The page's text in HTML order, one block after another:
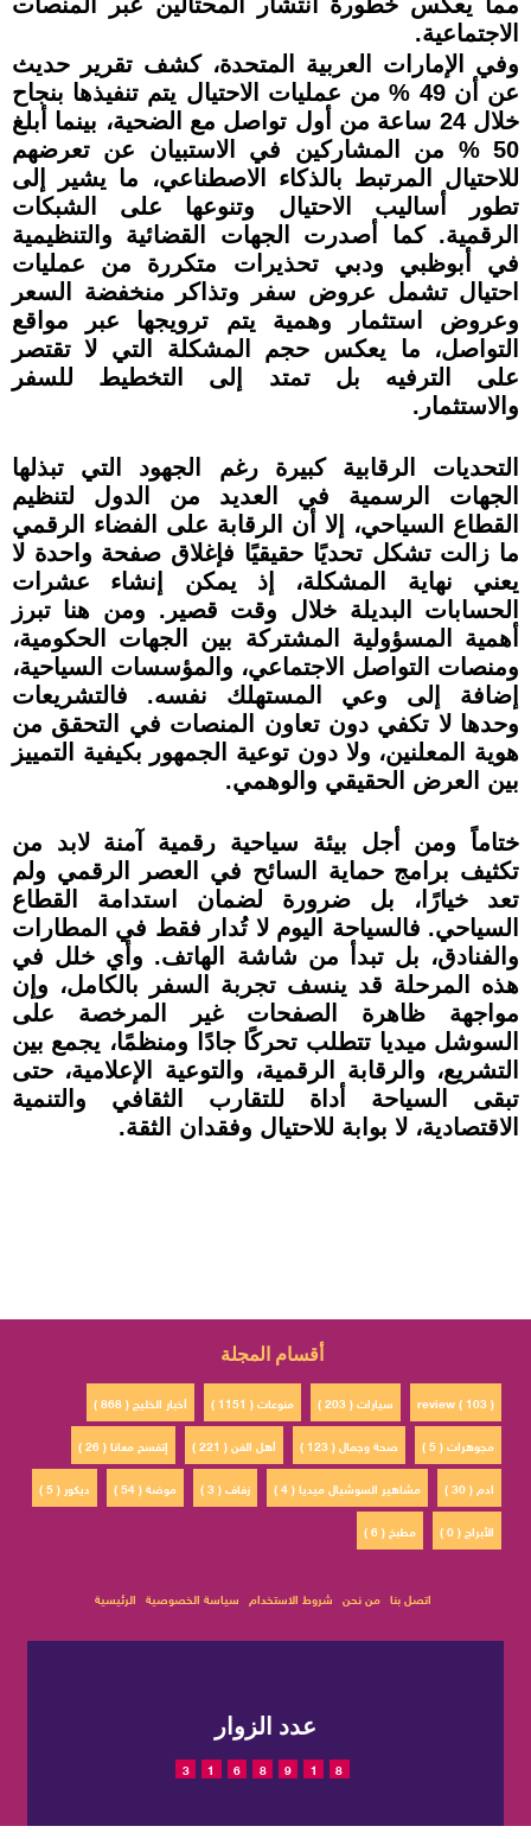
الاجتماعية.
وفي الإمارات العربية المتحدة، كشف تقرير حديث
عن أن 49 % من عمليات الاحتيال يتم تنفيذها بنجاح
خلال 24 ساعة من أول تواصل مع الضحية، بينما أبلغ
50 % من المشاركين في الاستبيان عن تعرضهم
للاحتيال المرتبط بالذكاء الاصطناعي، ما يشير إلى
تطور أساليب الاحتيال وتنوعها على الشبكات
الرقمية. كما أصدرت الجهات القضائية والتنظيمية
في أبوظبي ودبي تحذيرات متكررة من عمليات
احتيال تشمل عروض سفر وتذاكر منخفضة السعر
وعروض استثمار وهمية يتم ترويجها عبر مواقع
التواصل، ما يعكس حجم المشكلة التي لا تقتصر
على الترفيه بل تمتد إلى التخطيط للسفر
والاستثمار.
التحديات الرقابية كبيرة رغم الجهود التي تبذلها
الجهات الرسمية في العديد من الدول لتنظيم
القطاع السياحي، إلا أن الرقابة على الفضاء الرقمي
ما زالت تشكل تحديًا حقيقيًا فإغلاق صفحة واحدة لا
يعني نهاية المشكلة، إذ يمكن إنشاء عشرات
الحسابات البديلة خلال وقت قصير. ومن هنا تبرز
أهمية المسؤولية المشتركة بين الجهات الحكومية،
ومنصات التواصل الاجتماعي، والمؤسسات السياحية،
إضافة إلى وعي المستهلك نفسه. فالتشريعات
وحدها لا تكفي دون تعاون المنصات في التحقق من
هوية المعلنين، ولا دون توعية الجمهور بكيفية التمييز
بين العرض الحقيقي والوهمي.
ختاماً ومن أجل بيئة سياحية رقمية آمنة لابد من
تكثيف برامج حماية السائح في العصر الرقمي ولم
تعد خيارًا، بل ضرورة لضمان استدامة القطاع
السياحي. فالسياحة اليوم لا تُدار فقط في المطارات
والفنادق، بل تبدأ من شاشة الهاتف. وأي خلل في
هذه المرحلة قد ينسف تجربة السفر بالكامل، وإن
مواجهة ظاهرة الصفحات غير المرخصة على
السوشل ميديا تتطلب تحركًا جادًا ومنظمًا، يجمع بين
التشريع، والرقابة الرقمية، والتوعية الإعلامية، حتى
تبقى السياحة أداة للتقارب الثقافي والتنمية
الاقتصادية، لا بوابة للاحتيال وفقدان الثقة.
أقسام المجلة
أخبار الخليج ( 868 ) منوعات ( 1151 ) سيارات ( 203 )
review ( 103 )
إتفسح معانا ( 26 )
أهل الفن ( 221 ) صحة وجمال ( 123 )
مجوهرات ( 5 )
ديكور ( 5 )
موضة ( 54 ) زفاف ( 3 ) مشاهير السوشيال ميديا ( 4 )
ادم ( 30 )
مطبخ ( 6 )
الأبراج ( 0 )
الرئيسية سياسة الخصوصية شروط الاستخدام من نحن اتصل بنا
عدد الزوار
3 1 6 8 9 1 8